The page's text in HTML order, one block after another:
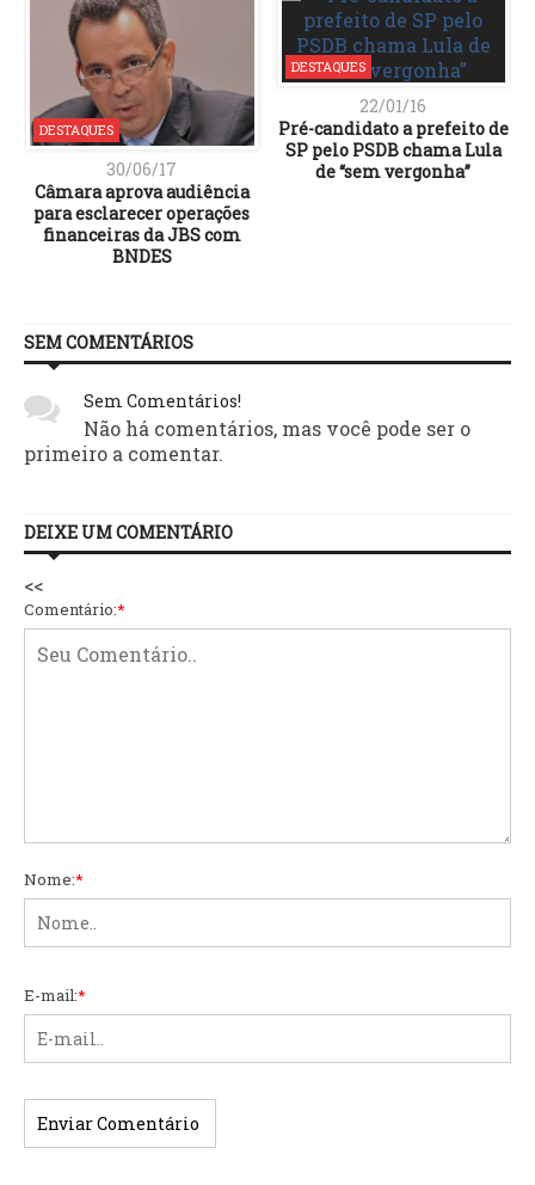
DESTAQUES
30/06/17
Câmara aprova audiência
para esclarecer operações
financeiras da JBS com
BNDES
DESTAQUES
22/01/16
Pré-candidato a prefeito de
SP pelo PSDB chama Lula
de “sem vergonha”
SEM COMENTÁRIOS
Sem Comentários!
Não há comentários, mas você pode ser o
primeiro a comentar.
DEIXE UM COMENTÁRIO
<<
Comentário:*
Nome:*
E-mail:*